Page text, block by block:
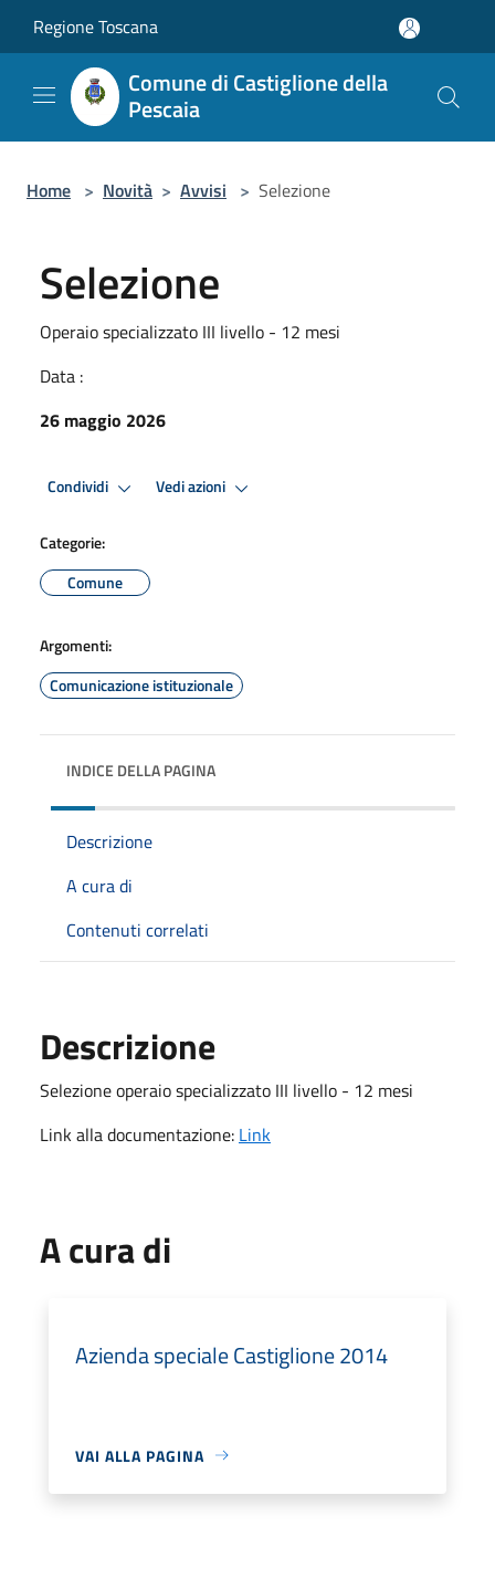
Regione Toscana
Comune di Castiglione della
Pescaia
Home > Novità > Avvisi > Selezione
Selezione
Operaio specializzato III livello - 12 mesi
Data :
26 maggio 2026
Condividi Vedi azioni
Categorie:
Comune
Argomenti:
Comunicazione istituzionale
INDICE DELLA PAGINA
Descrizione
A cura di
Contenuti correlati
Descrizione
Selezione operaio specializzato III livello - 12 mesi
Link alla documentazione: Link
A cura di
Azienda speciale Castiglione 2014
VAI ALLA PAGINA